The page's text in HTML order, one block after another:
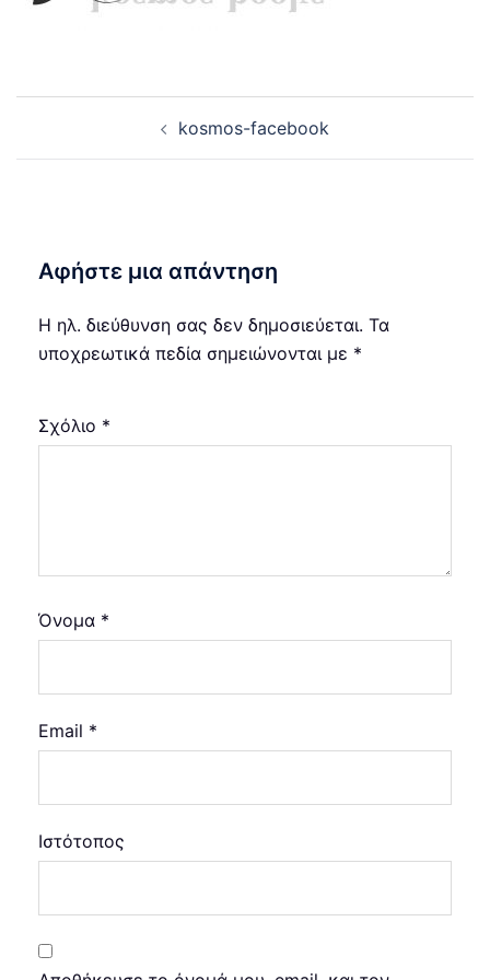
kosmos-facebook
Αφήστε μια απάντηση
Η ηλ. διεύθυνση σας δεν δημοσιεύεται. Τα
υποχρεωτικά πεδία σημειώνονται με *
Σχόλιο *
Όνομα *
Email *
Ιστότοπος